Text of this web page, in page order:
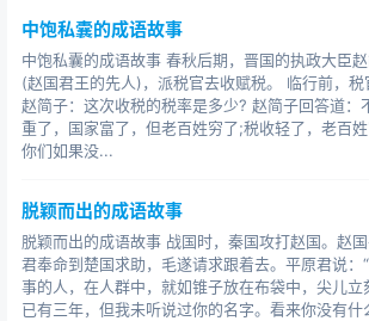
中饱私囊的成语故事
中饱私囊的成语故事 春秋后期，晋国的执政大臣
(赵国君王的先人)，派税官去收赋税。 临行前，税
赵简子：这次收税的税率是多少? 赵简子回答道：
重了，国家富了，但老百姓穷了;税收轻了，老百姓
你们如果没...
脱颖而出的成语故事
脱颖而出的成语故事 战国时，秦国攻打赵国。赵
君奉命到楚国求助，毛遂请求跟着去。平原君说：
事的人，在人群中，就如锥子放在布袋中，尖儿立
已有三年，但我未听说过你的名字。看来你没有